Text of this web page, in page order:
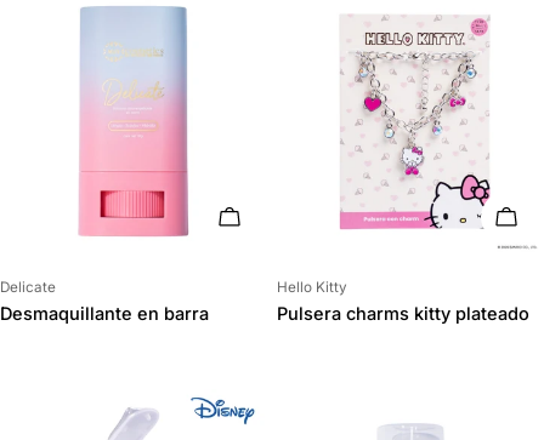
AÑADIR AL CARRITO
Proveedor:
Delicate
Desmaquillante en barra
Proveedor:
Hello Kitty
Pulsera charms kitty plateado